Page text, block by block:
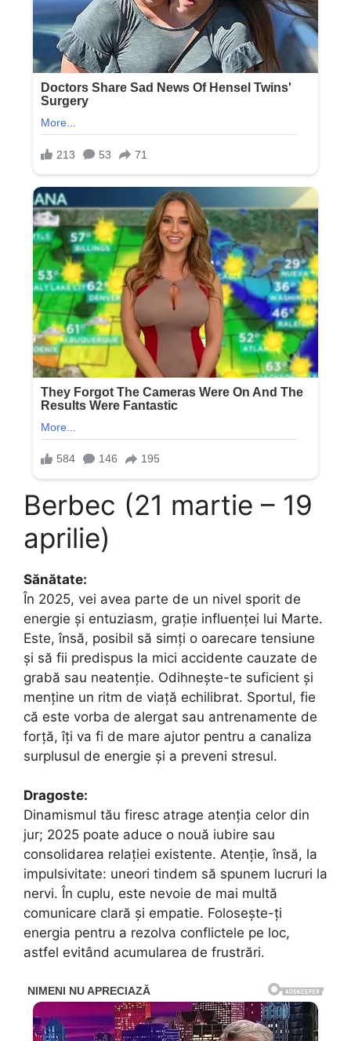
Berbec (21 martie – 19
aprilie)
Sănătate:
În 2025, vei avea parte de un nivel sporit de
energie și entuziasm, grație influenței lui Marte.
Este, însă, posibil să simți o oarecare tensiune
și să fii predispus la mici accidente cauzate de
grabă sau neatenție. Odihnește-te suficient și
menține un ritm de viață echilibrat. Sportul, fie
că este vorba de alergat sau antrenamente de
forță, îți va fi de mare ajutor pentru a canaliza
surplusul de energie și a preveni stresul.
Dragoste:
Dinamismul tău firesc atrage atenția celor din
jur; 2025 poate aduce o nouă iubire sau
consolidarea relației existente. Atenție, însă, la
impulsivitate: uneori tindem să spunem lucruri la
nervi. În cuplu, este nevoie de mai multă
comunicare clară și empatie. Folosește-ți
energia pentru a rezolva conflictele pe loc,
astfel evitând acumularea de frustrări.